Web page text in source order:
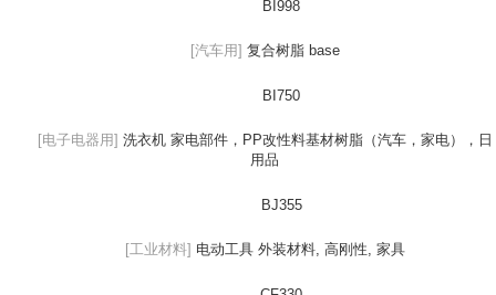
BI998
[汽车用] 复合树脂 base
BI750
[电子电器用] 洗衣机 家电部件，PP改性料基材树脂（汽车，家电），日
用品
BJ355
[工业材料] 电动工具 外装材料, 高刚性, 家具